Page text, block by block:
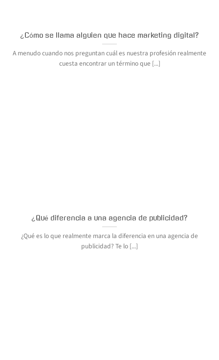
¿Cómo se llama alguien que hace marketing digital?
A menudo cuando nos preguntan cuál es nuestra profesión realmente
cuesta encontrar un término que [...]
¿Qué diferencia a una agencia de publicidad?
¿Qué es lo que realmente marca la diferencia en una agencia de
publicidad? Te lo [...]